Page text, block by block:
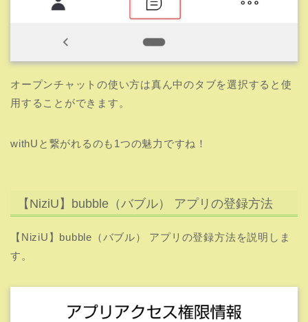
オープンチャットの使い方は真ん中のタブを選択すると使
用することができます。
withUと繋がれるのも1つの魅力ですね！
【NiziU】bubble（バブル） アプリの登録方法
【NiziU】bubble（バブル） アプリの登録方法を説明しま
す。
HOME